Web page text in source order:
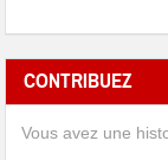
CONTRIBUEZ
Vous avez une